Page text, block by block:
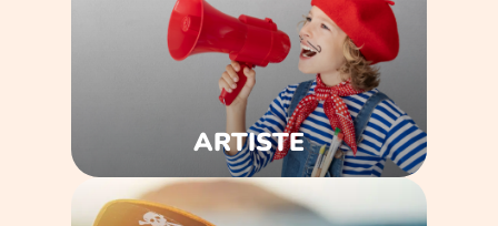
ARTISTE